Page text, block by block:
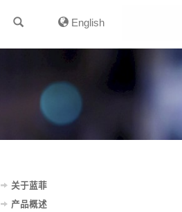
English
关于蓝菲
产品概述